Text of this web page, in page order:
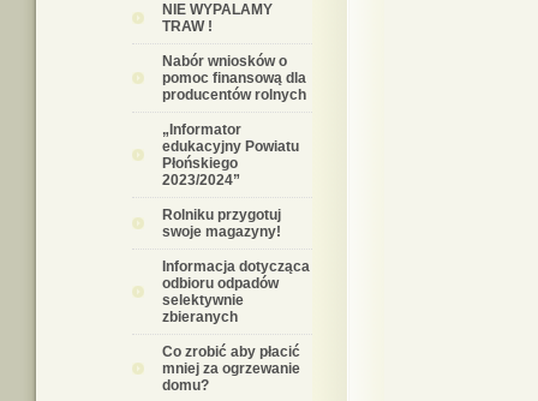
NIE WYPALAMY
TRAW !
Nabór wniosków o
pomoc finansową dla
producentów rolnych
„Informator
edukacyjny Powiatu
Płońskiego
2023/2024”
Rolniku przygotuj
swoje magazyny!
Informacja dotycząca
odbioru odpadów
selektywnie
zbieranych
Co zrobić aby płacić
mniej za ogrzewanie
domu?